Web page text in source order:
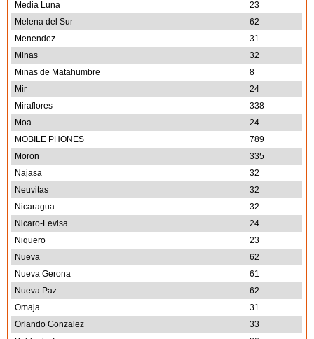
Media Luna
23
Melena del Sur
62
Menendez
31
Minas
32
Minas de Matahumbre
8
Mir
24
Miraflores
338
Moa
24
MOBILE PHONES
789
Moron
335
Najasa
32
Neuvitas
32
Nicaragua
32
Nicaro-Levisa
24
Niquero
23
Nueva
62
Nueva Gerona
61
Nueva Paz
62
Omaja
31
Orlando Gonzalez
33